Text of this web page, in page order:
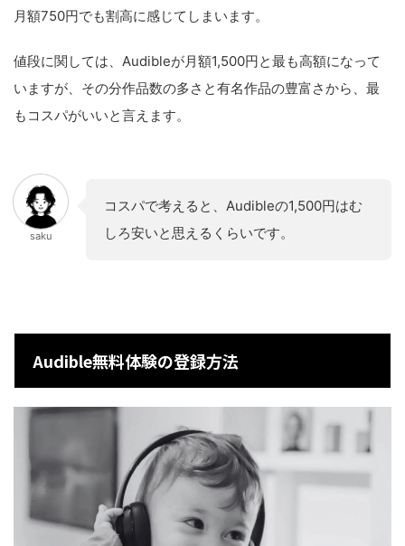
月額750円でも割高に感じてしまいます。
値段に関しては、Audibleが月額1,500円と最も高額になって
いますが、その分作品数の多さと有名作品の豊富さから、最
もコスパがいいと言えます。
saku
コスパで考えると、Audibleの1,500円はむ
しろ安いと思えるくらいです。
Audible無料体験の登録方法